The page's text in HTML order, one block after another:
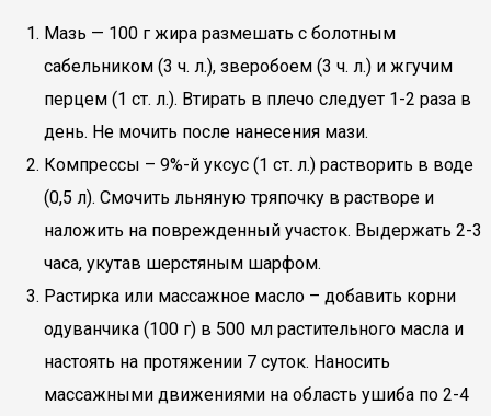
Мазь — 100 г жира размешать с болотным
сабельником (3 ч. л.), зверобоем (3 ч. л.) и жгучим
перцем (1 ст. л.). Втирать в плечо следует 1-2 раза в
день. Не мочить после нанесения мази.
Компрессы – 9%-й уксус (1 ст. л.) растворить в воде
(0,5 л). Смочить льняную тряпочку в растворе и
наложить на поврежденный участок. Выдержать 2-3
часа, укутав шерстяным шарфом.
Растирка или массажное масло – добавить корни
одуванчика (100 г) в 500 мл растительного масла и
настоять на протяжении 7 суток. Наносить
массажными движениями на область ушиба по 2-4